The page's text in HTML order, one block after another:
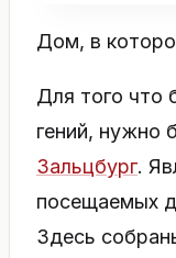
Дом, в
Для того что
гений, нужно
Зальцбург.
посещаемых
Здесь